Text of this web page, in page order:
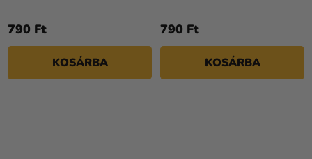
790 Ft
KOSÁRBA
790 Ft
KOSÁRBA